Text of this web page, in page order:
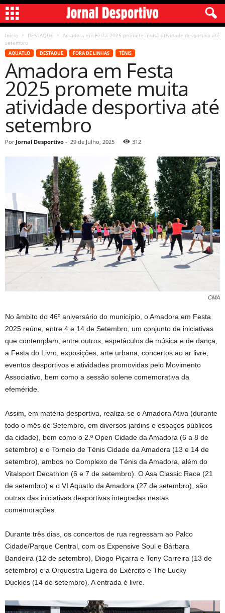
Início DESTAQUE
Amadora em Festa 2025 promete muita atividade desportiva até
setembro
AQUATLO DESTAQUE FORA DE LINHAS TÉNIS
Amadora em Festa
2025 promete muita
atividade desportiva até
setembro
Por Jornal Desportivo - 29 de Julho, 2025 312
CMA
No âmbito do 46º aniversário do município, o Amadora em Festa
2025 reúne, entre 4 e 14 de Setembro, um conjunto de iniciativas
que contemplam, entre outros, espetáculos de música e de dança,
a Festa do Livro, exposições, arte urbana, concertos ao ar livre,
eventos desportivos e atividades promovidas pelo Movimento
Associativo, bem como a sessão solene comemorativa da
efeméride.
Assim, em matéria desportiva, realiza-se o Amadora Ativa (durante
todo o mês de Setembro, em diversos jardins e espaços públicos
da cidade), bem como o 2.º Open Cidade da Amadora (6 a 8 de
setembro) e o Torneio de Ténis Cidade da Amadora (13 e 14 de
setembro), ambos no Complexo de Ténis da Amadora, além do
Vitalsport Decathlon (6 e 7 de setembro). O Asa Classic Race (21
de setembro) e o VI Aquatlo da Amadora (27 de setembro), são
outras das iniciativas desportivas integradas nestas
comemorações.
Durante três dias, os concertos de rua regressam ao Palco
Cidade/Parque Central, com os Expensive Soul e Bárbara
Bandeira (12 de setembro), Diogo Piçarra e Tony Carreira (13 de
setembro) e a Orquestra Ligeira do Exército e The Lucky
Duckies (14 de setembro). A entrada é livre.